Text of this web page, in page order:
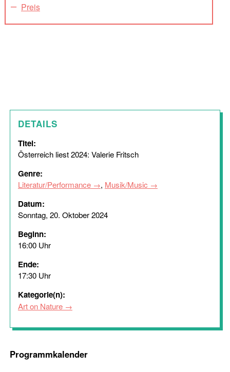
Preis
DETAILS
Titel:
Österreich liest 2024: Valerie Fritsch
Genre:
Literatur/Performance , Musik/Music
Datum:
Sonntag, 20. Oktober 2024
Beginn:
16:00 Uhr
Ende:
17:30 Uhr
Kategorie(n):
Art on Nature
Programmkalender